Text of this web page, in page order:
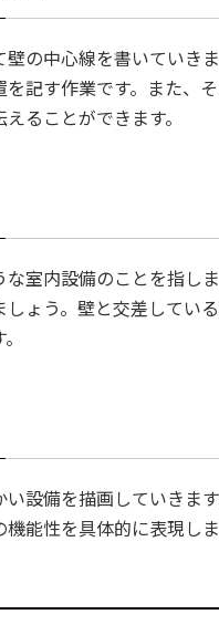
の中心線を書いていき
記す作業です。また、
ることができます。
室内設備のことを指し
ょう。壁と交差してい
設備を描画していきま
能性を具体的に表現しま